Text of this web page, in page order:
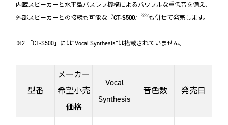
内蔵スピーカーと水平型バスレフ機構によるパワフルな重低音を備え、
外部スピーカーとの接続も可能な『CT-S500』 ※2も併せて発売します。
※2 「CT-S500」には“Vocal Synthesis”は搭載されていません。
型番
メーカー
希望小売
価格
Vocal
Synthesis
音色数 発売日